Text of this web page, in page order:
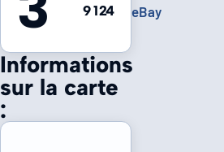
Informations
sur la carte
:
9124
eBay